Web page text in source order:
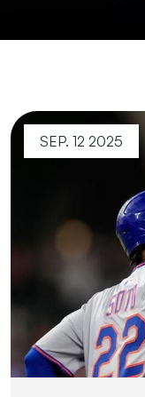
SEP. 12 2025